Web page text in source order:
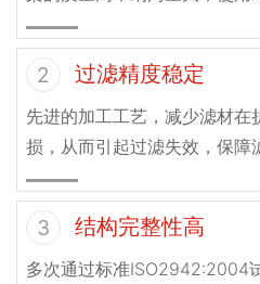
2 过滤精度稳定
先进的加工工艺，减少滤材在
损，从而引起过滤失效，保障
3 结构完整性高
多次通过标准ISO2942:2004